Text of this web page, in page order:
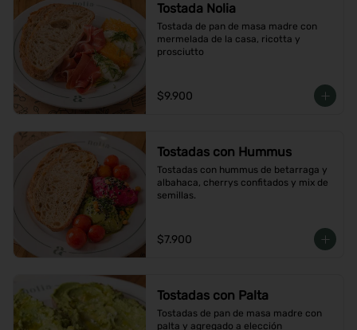
Tostada Nolia
Tostada de pan de masa madre con
mermelada de la casa, ricotta y
prosciutto
$9.900
Tostadas con Hummus
Tostadas con hummus de betarraga y
albahaca, cherrys confitados y mix de
semillas.
$7.900
Tostadas con Palta
Tostadas de pan de masa madre con
palta y agregado a elección